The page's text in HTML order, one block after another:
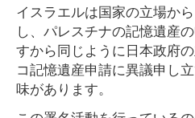
イスラエルは国家の立場か
し、パレスチナの記憶遺産
すから同じように日本政府
コ記憶遺産申請に異議申し
味があります。